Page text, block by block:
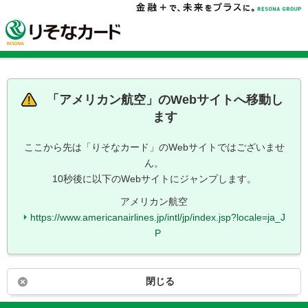
「 アメリカン航空 」のWebサイトへ移動し
ます
ここから先は「りそなカード」のWebサイトではございませ
ん。
10秒後に以下のWebサイトにジャンプします。
アメリカン航空
https://www.americanairlines.jp/intl/jp/index.jsp?locale=ja_J
P
閉じる